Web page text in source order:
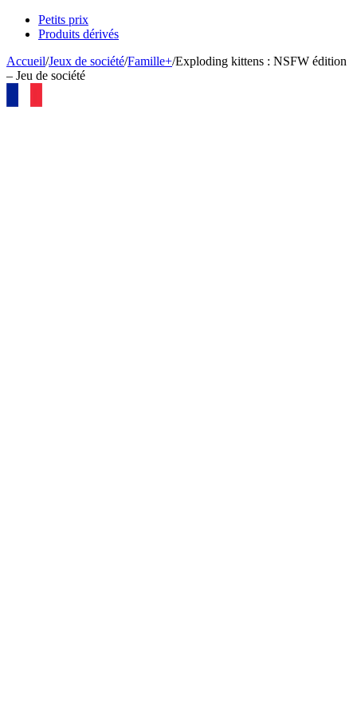
Petits prix
Produits dérivés
Accueil/Jeux de société/Famille+/Exploding kittens : NSFW édition
– Jeu de société